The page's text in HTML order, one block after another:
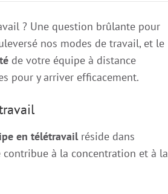
? Une question brûlante pour
nos modes de travail, et le
de votre équipe à distance
pour y arriver efficacement.
en télétravailréside dans
contribue à la concentration et à la